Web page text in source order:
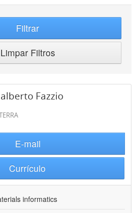
Filtrar
Limpar Filtros
Fazzio
E-mail
Currículo
informatics